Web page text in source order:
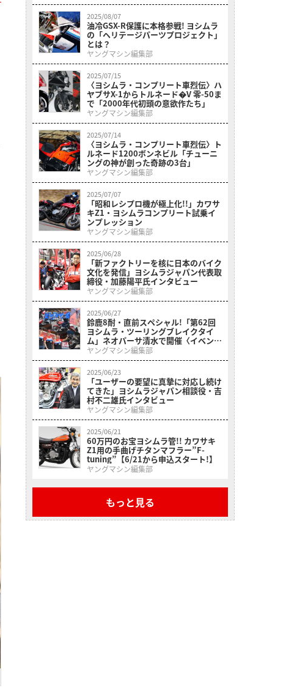
2025/08/07
油冷GSX-R保護に本格参戦! ヨシムラ
の「ヘリテージパーツプロジェクト」
とは？
ヤングマシン編集部
2025/07/15
〈ヨシムラ・コンプリート車烈伝〉ハ
ヤブサX-1からトルネード�V 零-50ま
で「2000年代初頭の意欲作たち」
ヤングマシン編集部
2025/07/14
〈ヨシムラ・コンプリート車烈伝〉ト
ルネード1200ボンネビル「チューニ
ングの神が創った奇跡の3台」
ヤングマシン編集部
2025/07/07
「昭和レシプロ機が極上化!!」カワサ
キZ1・ヨシムラコンプリート試乗イ
ンプレッション
ヤングマシン編集部
2025/06/28
「新ファクトリーを核に日本のバイク
文化を発信」ヨシムラジャパン代表取
締役・加藤陽平氏インタビュー
ヤングマシン編集部
2025/06/27
鈴鹿8耐・直前スペシャル!「第62回
ヨシムラ・ツーリングブレイクタイ
ム」ネオパーサ清水で開催〈イベント
報告〉
ヤングマシン編集部
2025/06/23
「ユーザーの要望に真摯に対応し続け
てきた」ヨシムラジャパン相談役・吉
村不二雄氏インタビュー
ヤングマシン編集部
2025/06/21
60万円のお宝ヨシムラ管!! カワサキ
Z1用の手曲げチタンマフラー”F-
tuning”【6/21から申込スタート!】
ヤングマシン編集部
もっと見る